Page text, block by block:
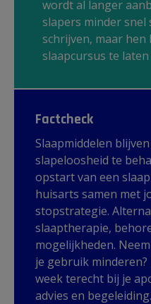
wordt al langer
slapers minder snel
schrijven, maar hen
slaapcursus te
Factcheck
Slaapmiddelen
slapeloosheid te
opstart van een
huisarts samen met
stopstrategie.
slaaptherapie,
mogelijkheden.
je gebruik minderen?
week terecht bij je
advies en begeleiding.